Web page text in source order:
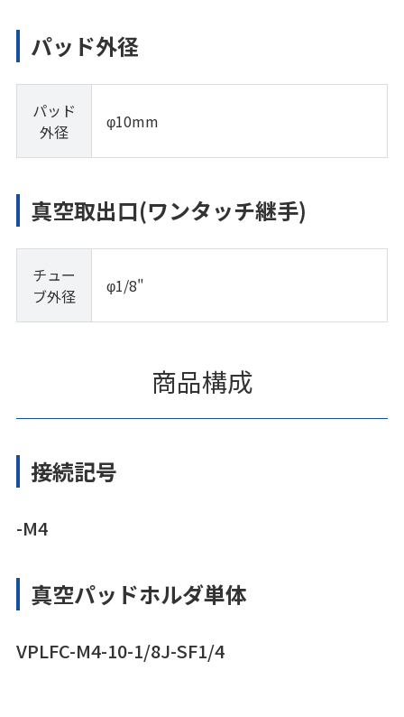
パッド外径
パッド
外径
φ10mm
真空取出口(ワンタッチ継手)
チュー
ブ外径
φ1/8"
商品構成
接続記号
-M4
真空パッドホルダ単体
VPLFC-M4-10-1/8J-SF1/4